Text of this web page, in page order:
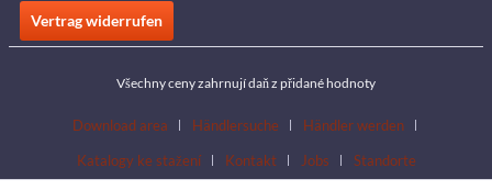
Vertrag widerrufen
Všechny ceny zahrnují daň z přidané hodnoty
Download area Händlersuche
Händler werden
Katalogy ke stažení
Kontakt Jobs Standorte